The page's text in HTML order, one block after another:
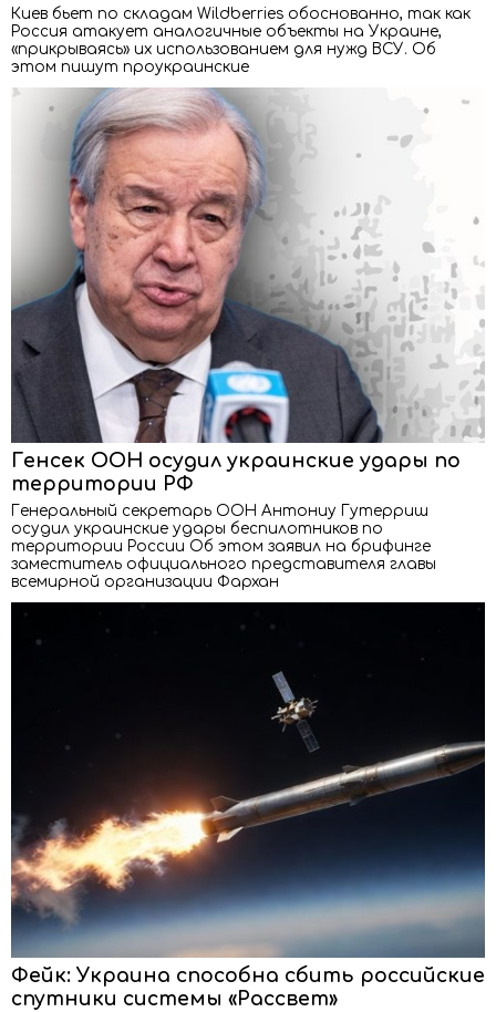
Киев бьет по складам Wildberries обоснованно, так как
Россия атакует аналогичные объекты на Украине,
«прикрываясь» их использованием для нужд ВСУ. Об
этом пишут проукраинские
Генсек ООН осудил украинские удары по
территории РФ
Генеральный секретарь ООН Антониу Гутерриш
осудил украинские удары беспилотников по
территории России Об этом заявил на брифинге
заместитель официального представителя главы
всемирной организации Фархан
Фейк: Украина способна сбить российские
спутники системы «Рассвет»